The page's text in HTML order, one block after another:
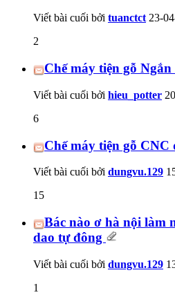
Viết bài cuối bởi tuanctct23-
2
Chế máy tiện gỗ
Viết bài cuối bởi hieu_potter
6
Chế máy tiện gỗ
Viết bài cuối bởi dungvu.129
15
Bác nào ơ hà nội làm
dao tự đông
Viết bài cuối bởi dungvu.129
1